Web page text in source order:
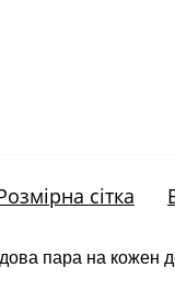
сітка
пара на кожен